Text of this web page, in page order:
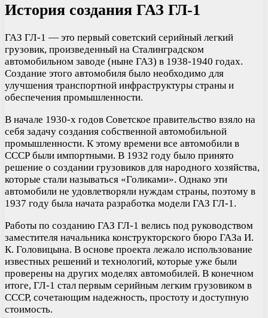
История создания ГАЗ ГЛ-1
ГАЗ ГЛ-1 — это первый советский серийный легкий
грузовик, произведенный на Сталинградском
автомобильном заводе (ныне ГАЗ) в 1938-1940 годах.
Создание этого автомобиля было необходимо для
улучшения транспортной инфраструктуры страны и
обеспечения промышленности.
В начале 1930-х годов Советское правительство взяло на
себя задачу создания собственной автомобильной
промышленности. К этому времени все автомобили в
СССР были импортными. В 1932 году было принято
решение о создании грузовиков для народного хозяйства,
которые стали называться «Голиками». Однако эти
автомобили не удовлетворяли нуждам страны, поэтому в
1937 году была начата разработка модели ГАЗ ГЛ-1.
Работы по созданию ГАЗ ГЛ-1 велись под руководством
заместителя начальника конструкторского бюро ГАЗа И.
К. Головицына. В основе проекта лежало использование
известных решений и технологий, которые уже были
проверены на других моделях автомобилей. В конечном
итоге, ГЛ-1 стал первым серийным легким грузовиком в
СССР, сочетающим надежность, простоту и доступную
стоимость.